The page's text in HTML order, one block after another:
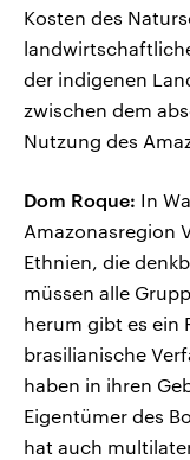
Kosten des
der indigenen
zwischen dem
Nutzung des
Dom Roque: In
Amazonasregion
Ethnien, die
müssen alle
herum gibt es ein
brasilianische
haben in ihren
Eigentümer des
hat auch